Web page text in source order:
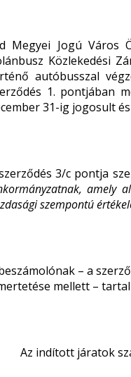
Megyei Jogú Város
Közlekedési
autóbusszal
1. pontjában
31-ig jogosult
3/c pontja
amely
szempontú
– a
mellett –
indított járatok